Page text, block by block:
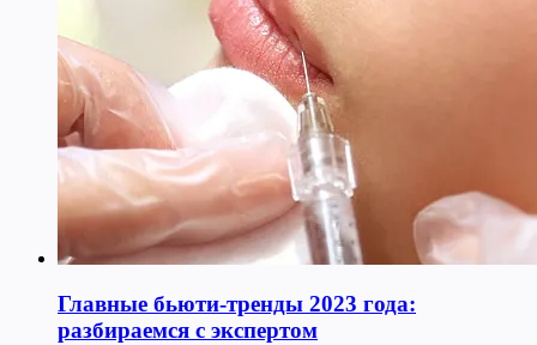
Главные бьюти-тренды 2023 года:
разбираемся с экспертом